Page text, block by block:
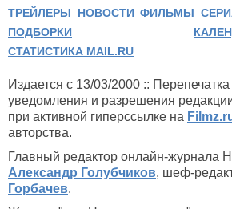
ТРЕЙЛЕРЫ НОВОСТИ ФИЛЬМЫ
ПОДБОРКИ
СТАТИСТИКА MAIL.RU
Издается с 13/03/2000 ::
уведомления и разрешения
при активной гиперссылке на
авторства.
Главный редактор онлайн-журнала
Александр Голубчиков, шеф-
Горбачев.